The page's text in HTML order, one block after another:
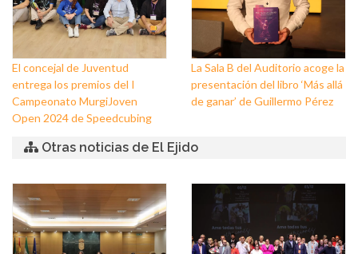
El concejal de Juventud
entrega los premios del I
Campeonato MurgiJoven
Open 2024 de Speedcubing
La Sala B del Auditorio acoge la
presentación del libro ‘Más allá
de ganar’ de Guillermo Pérez
Otras noticias de El Ejido